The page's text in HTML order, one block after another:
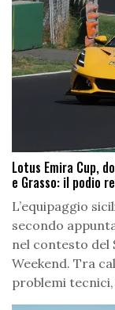
Lotus Emira Cup,
e Grasso: il podio
L’equipaggio
secondo
nel contesto del
Weekend. Tra
problemi